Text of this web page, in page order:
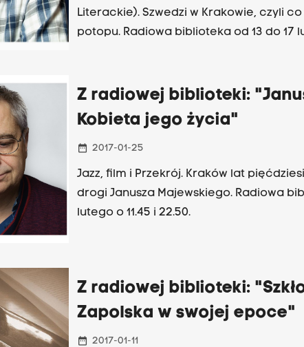
Literackie). Szwedzi w Krakowie, czyli
potopu. Radiowa biblioteka od 13 do 17
Z radiowej biblioteki:
Kobieta jego życia"
date_range 2017-01-25
Jazz, film i Przekrój. Kraków lat
drogi Janusza Majewskiego. Radiowa
lutego o 11.45 i 22.50.
Z radiowej biblioteki:
Zapolska w swojej epoce"
date_range 2017-01-11